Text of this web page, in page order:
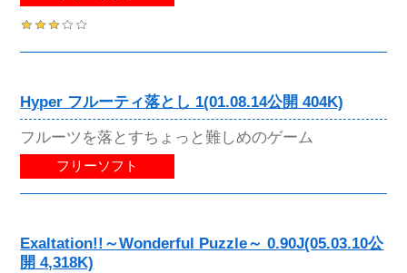
Hyper フルーティ落とし 1(01.08.14公開 404K)
フルーツを落とすちょっと難しめのゲーム
フリーソフト
Exaltation!!～Wonderful Puzzle～ 0.90J(05.03.10公
開 4,318K)